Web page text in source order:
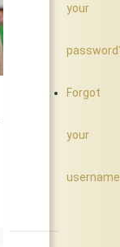
your
Forgot
your